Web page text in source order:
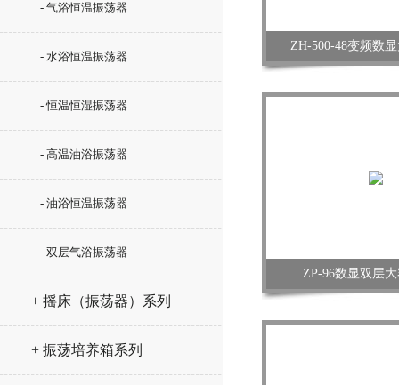
- 气浴恒温振荡器
- 水浴恒温振荡器
- 恒温恒湿振荡器
- 高温油浴振荡器
- 油浴恒温振荡器
- 双层气浴振荡器
+ 摇床（振荡器）系列
+ 振荡培养箱系列
ZH-500-48变频数
ZP-96数显双层